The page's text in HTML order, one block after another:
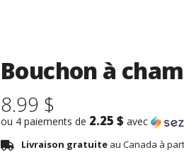
Bouchon à
8.99 $
ou 4 paiements de 2.25 $ avec
Livraison gratuite au Canada à